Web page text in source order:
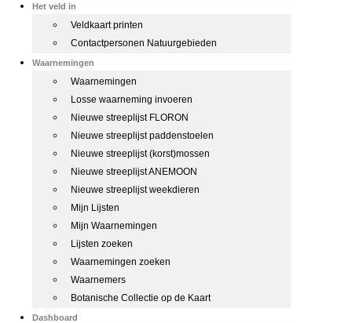
Het veld in
Veldkaart printen
Contactpersonen Natuurgebieden
Waarnemingen
Waarnemingen
Losse waarneming invoeren
Nieuwe streeplijst FLORON
Nieuwe streeplijst paddenstoelen
Nieuwe streeplijst (korst)mossen
Nieuwe streeplijst ANEMOON
Nieuwe streeplijst weekdieren
Mijn Lijsten
Mijn Waarnemingen
Lijsten zoeken
Waarnemingen zoeken
Waarnemers
Botanische Collectie op de Kaart
Dashboard